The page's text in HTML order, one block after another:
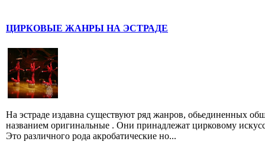
ЦИРКОВЫЕ ЖАНРЫ НА ЭСТРАДЕ
На эстраде издавна существуют ряд жанров, обьединенных
названием оригинальные . Они принадлежат цирковому
Это различного рода акробатические но...